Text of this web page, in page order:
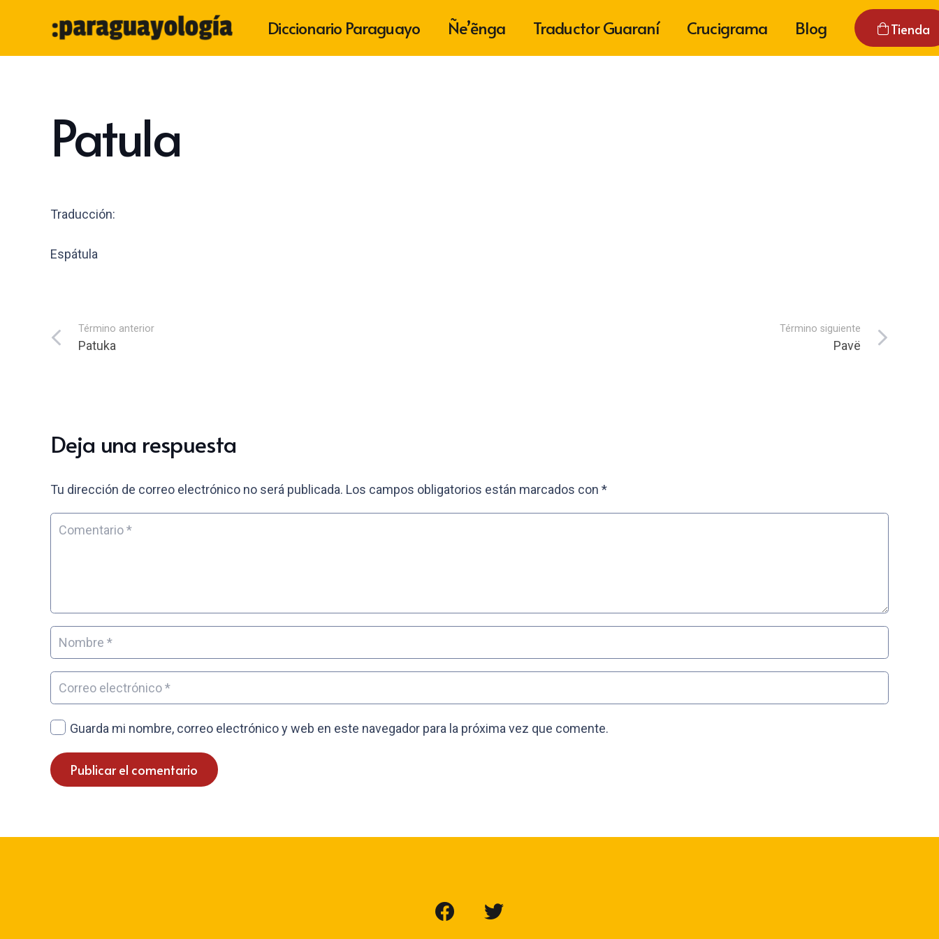
Diccionario Paraguayo Ñe’ẽnga Traductor Guaraní Crucigrama Blog Tienda
Patula
Traducción:
Espátula
Término anterior
Patuka
Término siguiente
Pavë
Deja una respuesta
Tu dirección de correo electrónico no será publicada. Los campos obligatorios están marcados con *
Guarda mi nombre, correo electrónico y web en este navegador para la próxima vez que comente.
Publicar el comentario